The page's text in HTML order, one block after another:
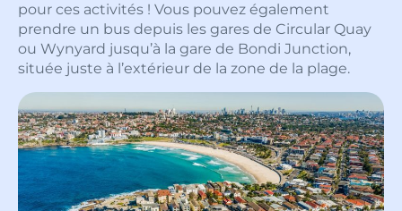
pour ces activités ! Vous pouvez également
prendre un bus depuis les gares de Circular Quay
ou Wynyard jusqu’à la gare de Bondi Junction,
située juste à l’extérieur de la zone de la plage.